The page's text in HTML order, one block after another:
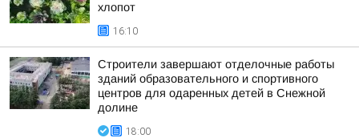
хлопот
16:10
Строители завершают отделочные работы
зданий образовательного и спортивного
центров для одаренных детей в Снежной
долине
18:00